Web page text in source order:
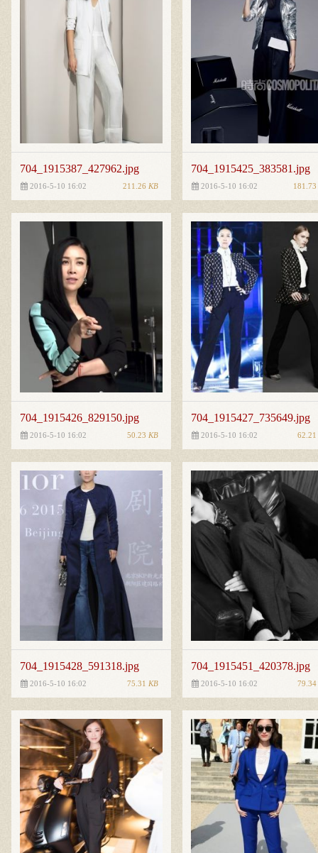
704_1915387_427962.jpg
2016-5-10 16:02 211.26 KB
704_1915425_383581.jpg
2016-5-10 16:02 181.73
704_1915426_829150.jpg
2016-5-10 16:02 50.23 KB
704_1915427_735649.jpg
2016-5-10 16:02 62.21
704_1915428_591318.jpg
2016-5-10 16:02 75.31 KB
704_1915451_420378.jpg
2016-5-10 16:02 79.34